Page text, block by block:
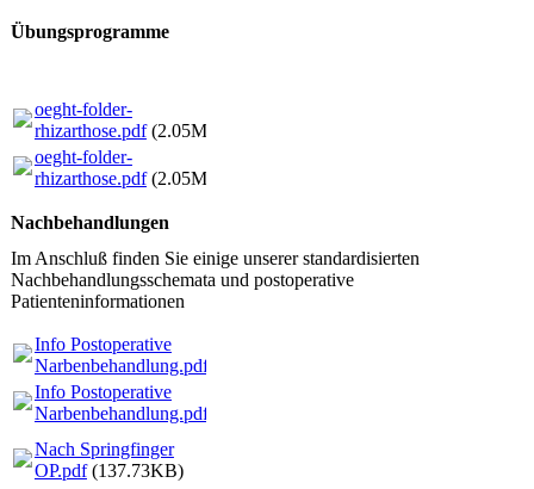
Übungsprogramme
oeght-folder-
rhizarthose.pdf(2.05MB)
oeght-folder-
rhizarthose.pdf(2.05MB)
Nachbehandlungen
Im Anschluß finden Sie einige unserer standardisierten
Nachbehandlungsschemata und postoperative
Patienteninformationen
Info Postoperative
Narbenbehandlung.pdf
Info Postoperative
Narbenbehandlung.pdf
Nach Springfinger
OP.pdf(137.73KB)